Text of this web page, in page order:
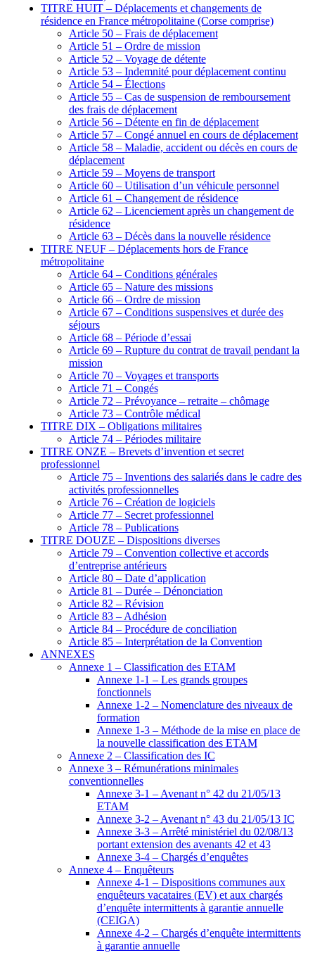
TITRE HUIT – Déplacements et changements de
résidence en France métropolitaine (Corse comprise)
Article 50 – Frais de déplacement
Article 51 – Ordre de mission
Article 52 – Voyage de détente
Article 53 – Indemnité pour déplacement continu
Article 54 – Élections
Article 55 – Cas de suspension de remboursement
des frais de déplacement
Article 56 – Détente en fin de déplacement
Article 57 – Congé annuel en cours de déplacement
Article 58 – Maladie, accident ou décès en cours de
déplacement
Article 59 – Moyens de transport
Article 60 – Utilisation d’un véhicule personnel
Article 61 – Changement de résidence
Article 62 – Licenciement après un changement de
résidence
Article 63 – Décès dans la nouvelle résidence
TITRE NEUF – Déplacements hors de France
métropolitaine
Article 64 – Conditions générales
Article 65 – Nature des missions
Article 66 – Ordre de mission
Article 67 – Conditions suspensives et durée des
séjours
Article 68 – Période d’essai
Article 69 – Rupture du contrat de travail pendant la
mission
Article 70 – Voyages et transports
Article 71 – Congés
Article 72 – Prévoyance – retraite – chômage
Article 73 – Contrôle médical
TITRE DIX – Obligations militaires
Article 74 – Périodes militaire
TITRE ONZE – Brevets d’invention et secret
professionnel
Article 75 – Inventions des salariés dans le cadre des
activités professionnelles
Article 76 – Création de logiciels
Article 77 – Secret professionnel
Article 78 – Publications
TITRE DOUZE – Dispositions diverses
Article 79 – Convention collective et accords
d’entreprise antérieurs
Article 80 – Date d’application
Article 81 – Durée – Dénonciation
Article 82 – Révision
Article 83 – Adhésion
Article 84 – Procédure de conciliation
Article 85 – Interprétation de la Convention
ANNEXES
Annexe 1 – Classification des ETAM
Annexe 1-1 – Les grands groupes
fonctionnels
Annexe 1-2 – Nomenclature des niveaux de
formation
Annexe 1-3 – Méthode de la mise en place de
la nouvelle classification des ETAM
Annexe 2 – Classification des IC
Annexe 3 – Rémunérations minimales
conventionnelles
Annexe 3-1 – Avenant n° 42 du 21/05/13
ETAM
Annexe 3-2 – Avenant n° 43 du 21/05/13 IC
Annexe 3-3 – Arrêté ministériel du 02/08/13
portant extension des avenants 42 et 43
Annexe 3-4 – Chargés d’enquêtes
Annexe 4 – Enquêteurs
Annexe 4-1 – Dispositions communes aux
enquêteurs vacataires (EV) et aux chargés
d’enquête intermittents à garantie annuelle
(CEIGA)
Annexe 4-2 – Chargés d’enquête intermittents
à garantie annuelle